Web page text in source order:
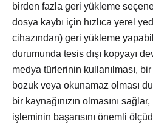
birden fazla geri yükleme
dosya kaybı için hızlıca yerel
cihazından) geri yükleme
durumunda tesis dışı kopyayı
medya türlerinin kullanılması,
bozuk veya okunamaz olması
bir kaynağınızın olmasını
işleminin başarısını önemli